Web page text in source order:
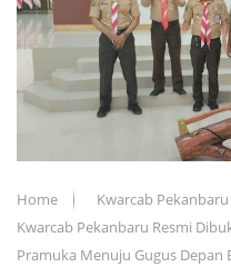
Home Kwarcab Pekanbaru
Kwarcab Pekanbaru Resmi
Pramuka Menuju Gugus Depan